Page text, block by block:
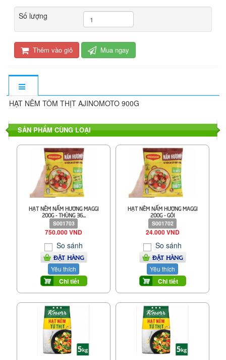
Số lượng
Thêm vào giỏ Mua ngay
HẠT NÊM TÔM THỊT AJINOMOTO 900G
SẢN PHẨM CÙNG LOẠI
HẠT NÊM NẤM HƯƠNG MAGGI
200G - THÙNG 36...
S001703
750.000 VND
So sánh
ĐẶT HÀNG
Yêu thích
Chi tiết
HẠT NÊM NẤM HƯƠNG MAGGI
200G - GÓI
S001702
24.000 VND
So sánh
ĐẶT HÀNG
Yêu thích
Chi tiết